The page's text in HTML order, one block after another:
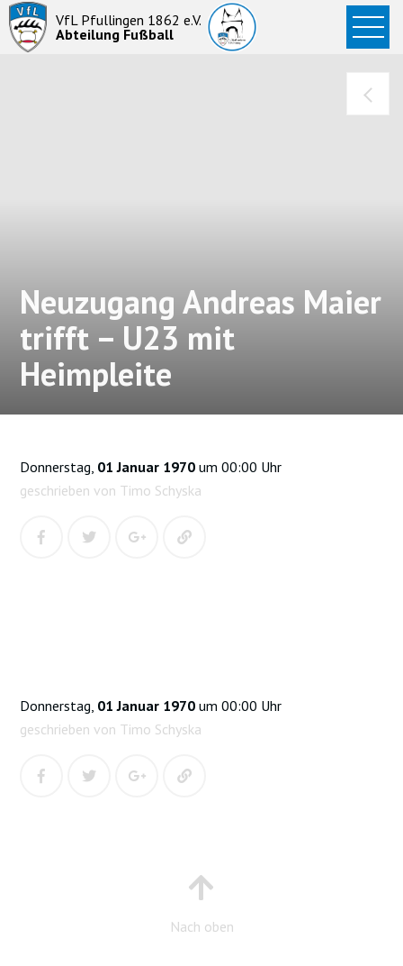
VfL Pfullingen 1862 e.V.
Abteilung Fußball
Startseite
News
Neuzugang Andreas Maier
trifft – U23 mit
Heimpleite
Donnerstag, 01 Januar 1970 um 00:00 Uhr
geschrieben von Timo Schyska
Donnerstag, 01 Januar 1970 um 00:00 Uhr
geschrieben von Timo Schyska
Nach oben